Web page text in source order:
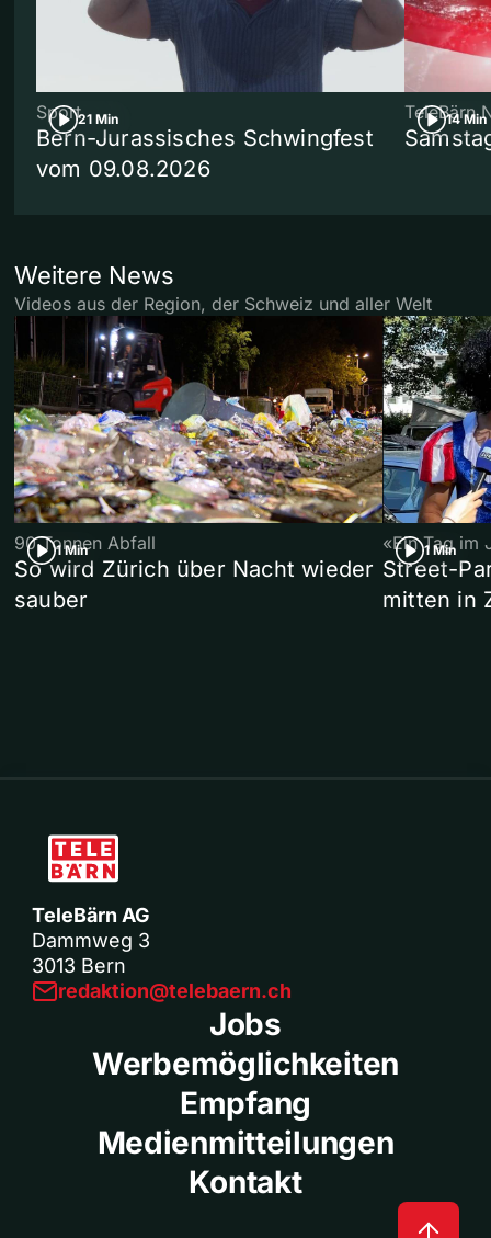
21 Min
Sport
Bern-Jurassisches Schwingfest
vom 09.08.2026
14 Min
TeleBärn
Weitere News
Videos aus der Region, der Schweiz und aller Welt
1 Min
90 Tonnen Abfall
So wird Zürich über Nacht wieder
sauber
1 Min
«Ein Tag im
Street-
mitten in
TeleBärn AG
Dammweg 3
3013 Bern
redaktion@telebaern.ch
Jobs
Werbemöglichkeiten
Empfang
Medienmitteilungen
Kontakt